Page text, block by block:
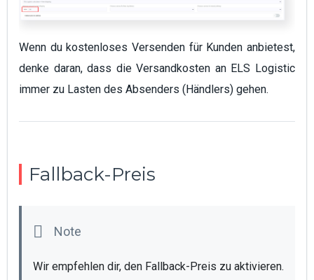
Wenn du kostenloses Versenden für Kunden anbietest,
denke daran, dass die Versandkosten an ELS Logistic
immer zu Lasten des Absenders (Händlers) gehen.
Fallback-Preis
Wir empfehlen dir, den Fallback-Preis zu aktivieren.